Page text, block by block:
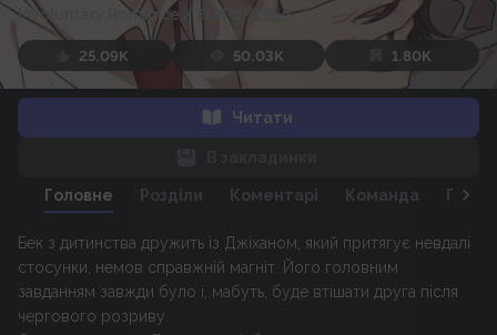
Involuntary Romance / 타의적 로맨스
25.09K 50.03K 1.80K
Читати
Головне Розділи Коментарі Команда
Бек з дитинства дружить із Джіханом, який притягує невдалі
стосунки, немов справжній магніт. Його головним
завданням завжди було і, мабуть, буде втішати друга після
чергового розриву.